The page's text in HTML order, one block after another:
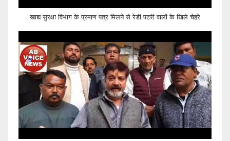
खाद्य सुरक्षा विभाग के प्रमाण पत्र मिलने से रेडी पटरी वालों के खिले चेहरे